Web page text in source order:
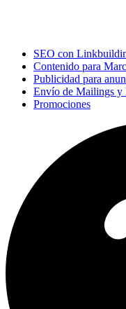
SEO con
Contenido para
Publicidad para
Envío de Mailings y
Promociones